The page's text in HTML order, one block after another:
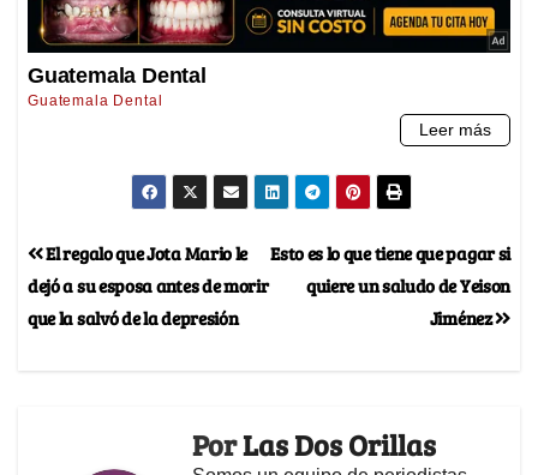
Esto es lo que tiene que pagar si
quiere un saludo de Yeison
Jiménez
El regalo que Jota Mario le
dejó a su esposa antes de morir
que la salvó de la depresión
PorLas Dos Orillas